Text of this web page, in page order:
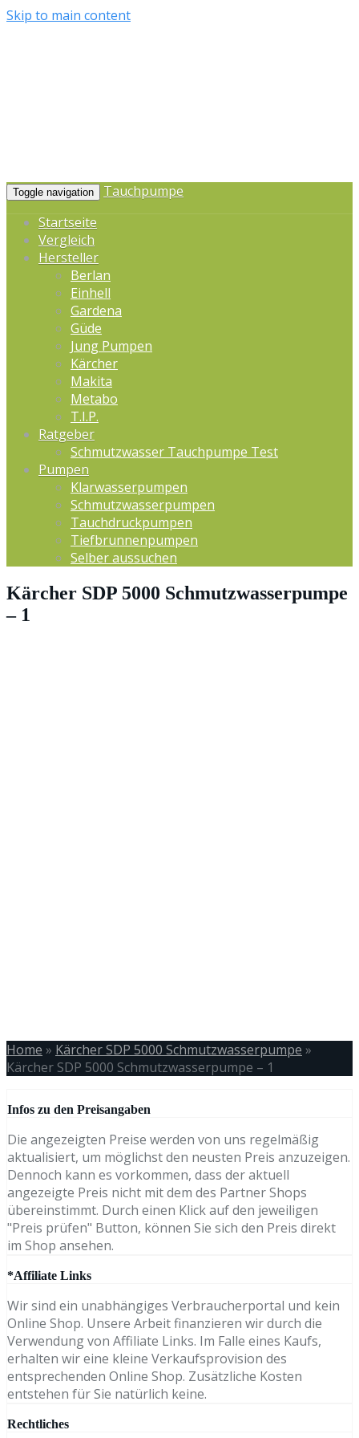
Skip to main content
Toggle navigation
Tauchpumpe
Startseite
Vergleich
Hersteller
Berlan
Einhell
Gardena
Güde
Jung Pumpen
Kärcher
Makita
Metabo
T.I.P.
Ratgeber
Schmutzwasser Tauchpumpe Test
Pumpen
Klarwasserpumpen
Schmutzwasserpumpen
Tauchdruckpumpen
Tiefbrunnenpumpen
Selber aussuchen
Kärcher SDP 5000 Schmutzwasserpumpe
– 1
Home » Kärcher SDP 5000 Schmutzwasserpumpe »
Kärcher SDP 5000 Schmutzwasserpumpe – 1
Infos zu den Preisangaben
Die angezeigten Preise werden von uns regelmäßig
aktualisiert, um möglichst den neusten Preis anzuzeigen.
Dennoch kann es vorkommen, dass der aktuell
angezeigte Preis nicht mit dem des Partner Shops
übereinstimmt. Durch einen Klick auf den jeweiligen
"Preis prüfen" Button, können Sie sich den Preis direkt
im Shop ansehen.
*Affiliate Links
Wir sind ein unabhängiges Verbraucherportal und kein
Online Shop. Unsere Arbeit finanzieren wir durch die
Verwendung von Affiliate Links. Im Falle eines Kaufs,
erhalten wir eine kleine Verkaufsprovision des
entsprechenden Online Shop. Zusätzliche Kosten
entstehen für Sie natürlich keine.
Rechtliches